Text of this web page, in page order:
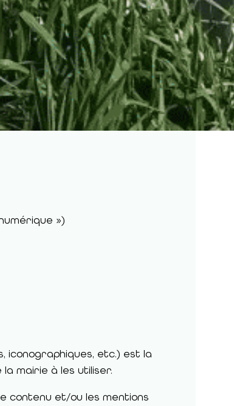
»)
iconographiques, etc.) est la
mairie à les utiliser.
contenu et/ou les mentions